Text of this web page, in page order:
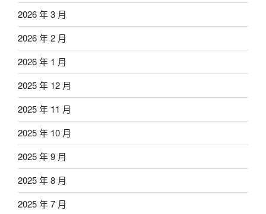
2026 年 3 月
2026 年 2 月
2026 年 1 月
2025 年 12 月
2025 年 11 月
2025 年 10 月
2025 年 9 月
2025 年 8 月
2025 年 7 月